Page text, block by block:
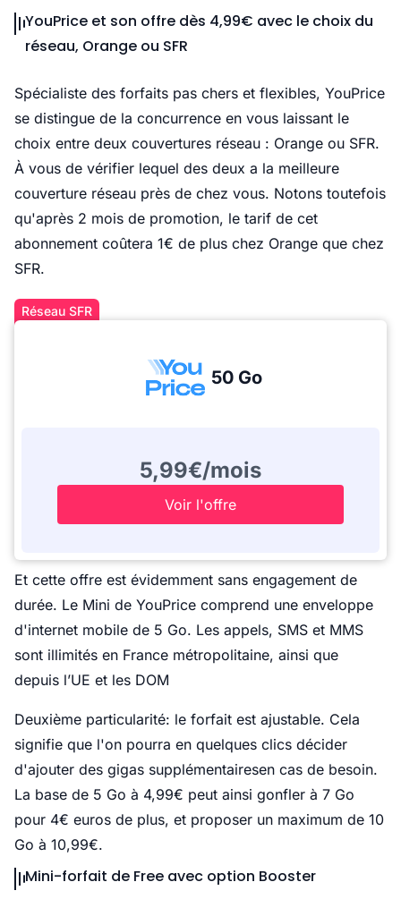
YouPrice et son offre dès 4,99€ avec le choix du
réseau, Orange ou SFR
Spécialiste des forfaits pas chers et flexibles, YouPrice
se distingue de la concurrence en vous laissant le
choix entre deux couvertures réseau : Orange ou SFR.
À vous de vérifier lequel des deux a la meilleure
couverture réseau près de chez vous. Notons toutefois
qu'après 2 mois de promotion, le tarif de cet
abonnement coûtera 1€ de plus chez Orange que chez
SFR.
Réseau SFR
50 Go
5,99€/mois
Voir l'offre
Et cette offre est évidemment sans engagement de
durée. Le Mini de YouPrice comprend une enveloppe
d'internet mobile de 5 Go. Les appels, SMS et MMS
sont illimités en France métropolitaine, ainsi que
depuis l’UE et les DOM
Deuxième particularité: le forfait est ajustable. Cela
signifie que l'on pourra en quelques clics décider
d'ajouter des gigas supplémentairesen cas de besoin.
La base de 5 Go à 4,99€ peut ainsi gonfler à 7 Go
pour 4€ euros de plus, et proposer un maximum de 10
Go à 10,99€.
Mini-forfait de Free avec option Booster